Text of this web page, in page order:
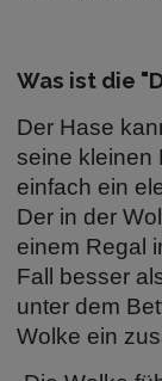
Was ist die
Der Hase
seine kleinen
einfach ein
Der in der
einem Regal
Fall besser
unter dem
Wolke ein